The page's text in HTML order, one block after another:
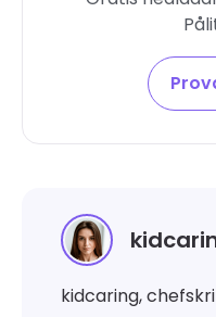
kidcaring,